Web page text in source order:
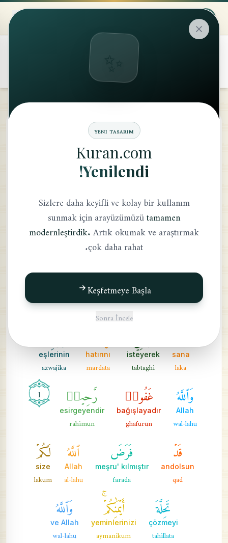
سُوْرَۃُ التَّحْرِيم
معنى الكلمة
يَٰٓأَيُّهَا ٱلنَّبِيُّ
peygamber
al-nabiyu
لِمَ
تُحَرِّمُ
haram kılıyorsun
tuharrimu
مَآ
şeyi
ma
أَحَلَّ
helal kıldığı
ahalla
ٱللَّهُ
Allah'ın
al-lahu
sana
laka
isteyerek
tabtaghi
hatırını
mardata
eşlerinin
azwajika
وَٱللَّهُ
Allah
wal-lahu
غَفُورٞ
bağışlayadır
ghafurun
رَّحِيمٞ
esirgeyendir
rahimun
1
قَدۡ
andolsun
qad
فَرَضَ
meşru' kılmıştır
farada
ٱللَّهُ
Allah
al-lahu
لَكُمۡ
size
lakum
تَحِلَّةَ
çözmeyi
tahillata
أَيۡمَٰنِكُمۡۚ
yeminlerinizi
aymanikum
وَٱللَّهُ
ve Allah
wal-lahu
✨
YENI TASARIM
Kuran.com
Yenilendi!
Sizlere daha keyifli ve kolay bir kullanım
sunmak için arayüzümüzütamamen
modernleştirdik.Artık okumak ve araştırmak
çok daha rahat.
Keşfetmeye Başla
Sonra İncele